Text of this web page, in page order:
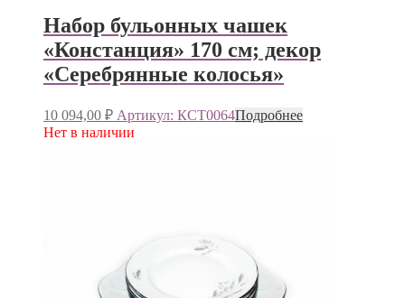
Набор бульонных чашек
«Констанция» 170 см; декор
«Серебрянные колосья»
10 094,00 ₽ Артикул: КСТ0064Подробнее
Нет в наличии